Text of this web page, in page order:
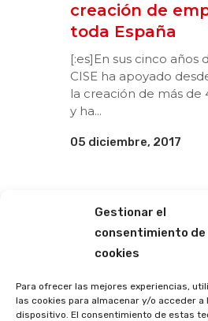
Gestionar el
consentimiento de
cookies
Para ofrecer las mejores experiencias,
las cookies para almacenar y/o acceder a
dispositivo. El consentimiento de estas
creación de
toda España
[:es]En sus cinco años
CISE ha apoyado
la creación de más de
y ha...
05 diciembre, 2017